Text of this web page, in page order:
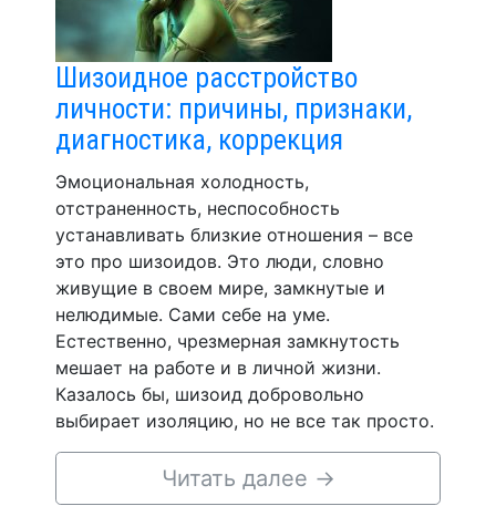
Шизоидное расстройство
личности: причины, признаки,
диагностика, коррекция
Эмоциональная холодность,
отстраненность, неспособность
устанавливать близкие отношения – все
это про шизоидов. Это люди, словно
живущие в своем мире, замкнутые и
нелюдимые. Сами себе на уме.
Естественно, чрезмерная замкнутость
мешает на работе и в личной жизни.
Казалось бы, шизоид добровольно
выбирает изоляцию, но не все так просто.
Читать далее →